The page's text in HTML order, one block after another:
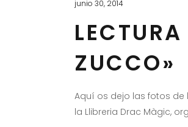
junio 30, 2014
ZUCCO»
Aquí os dejo las fotos de
la Llibreria Drac Màgic,